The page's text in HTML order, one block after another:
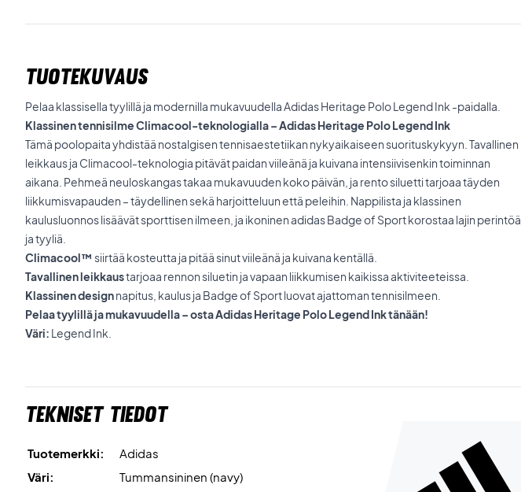
TUOTEKUVAUS
Pelaa klassisella tyylillä ja modernilla mukavuudella Adidas Heritage Polo Legend Ink -paidalla.
Klassinen tennisilme Climacool-teknologialla – Adidas Heritage Polo Legend Ink
Tämä poolopaita yhdistää nostalgisen tennisaestetiikan nykyaikaiseen suorituskykyyn. Tavallinen
leikkaus ja Climacool-teknologia pitävät paidan viileänä ja kuivana intensiivisenkin toiminnan
aikana. Pehmeä neuloskangas takaa mukavuuden koko päivän, ja rento siluetti tarjoaa täyden
liikkumisvapauden – täydellinen sekä harjoitteluun että peleihin. Nappilista ja klassinen
kaulusluonnos lisäävät sporttisen ilmeen, ja ikoninen adidas Badge of Sport korostaa lajin perintöä
ja tyyliä.
Climacool™ siirtää kosteutta ja pitää sinut viileänä ja kuivana kentällä.
Tavallinen leikkaustarjoaa rennon siluetin ja vapaan liikkumisen kaikissa aktiviteeteissa.
Klassinen designnapitus, kaulus ja Badge of Sport luovat ajattoman tennisilmeen.
Pelaa tyylillä ja mukavuudella – osta Adidas Heritage Polo Legend Ink tänään!
Väri: Legend Ink.
Tekniset tiedot
Tuotemerkki:
Adidas
Väri:
Tummansininen (navy)